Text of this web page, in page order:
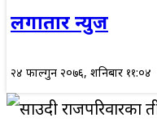
लगातार न्युज
२४ फाल्गुन २०७६, शनिबार ११:०४